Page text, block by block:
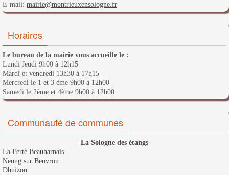
E-mail: mairie@montrieuxensologne.fr
Horaires
Le bureau de la mairie vous accueille le :
Lundi Jeudi 9h00 à 12h15
Mardi et vendredi 13h30 à 17h15
Mercredi le 1 et 3 ème 9h00 à 12h00
Samedi le 2ème et 4ème 9h00 à 12h00
Communauté de communes
La Sologne des étangs
La Ferté Beauharnais
Neung sur Beuvron
Dhuizon